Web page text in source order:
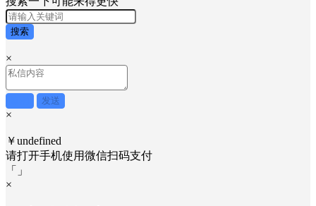
搜索
×
发送
×
￥undefined
请打开手机使用微信扫码支付
「
」
×